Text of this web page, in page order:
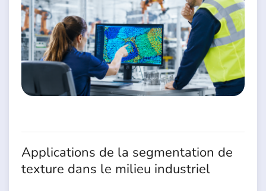
Applications de la segmentation de
texture dans le milieu industriel